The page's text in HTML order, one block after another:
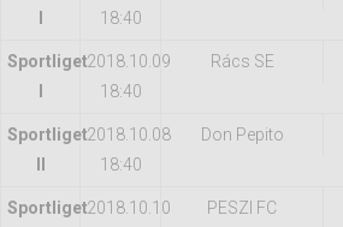
18:40
Sportliget2018.10.09
18:40
Rács SE
Sportliget2018.10.08
18:40
Don Pepito
Sportliget2018.10.10
PESZI FC